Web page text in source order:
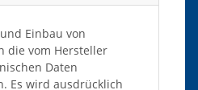
Einbau von
die vom Hersteller
Daten
Es wird ausdrücklich